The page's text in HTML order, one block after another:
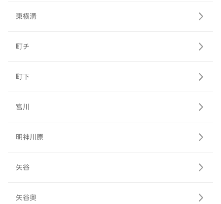
東横溝
町チ
町下
宮川
明神川原
矢谷
矢谷奥